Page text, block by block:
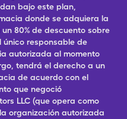
bajo este plan,
donde se adquiera la
80% de descuento sobre
único responsable de
autorizada al momento
tendrá el derecho a un
de acuerdo con el
que negoció
LLC (que opera como
organización autorizada